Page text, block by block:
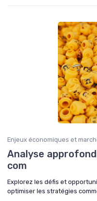
Enjeux économiques et
Analyse
com
Explorez les défis et
optimiser les stratégies